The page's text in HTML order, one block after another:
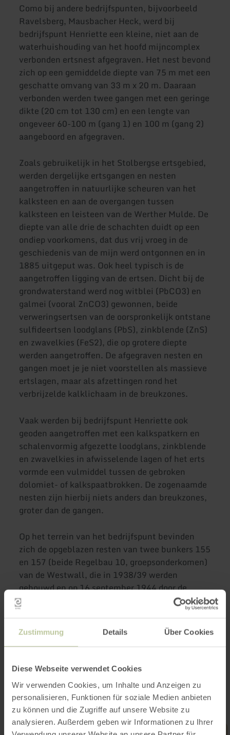
Zustimmung Details Über Cookies
Diese Webseite verwendet Cookies
Wir verwenden Cookies, um Inhalte und Anzeigen zu
personalisieren, Funktionen für soziale Medien anbieten
zu können und die Zugriffe auf unsere Website zu
analysieren. Außerdem geben wir Informationen zu Ihrer
Como bij andere bedrijfspunten, bijvoorbeeld
Ravelsberg, Mausbacher Heck, werd bij
bedrijfspunt Henriette een kleine, niet aan de
waterhuishouding van het hoofd mijncomplex
verbonden ertsnest afgegraven. Het nest bevond
zich op een gemiddelde diepte van 75 m met een
geschatte omvang van 33 m x 20 m. Daaraan
verbonden werden twee gangen met een geringe
dikte (20 cm tot 130 cm) en een lengte van
ongeveer 60-100 m (gang 1) en 100 m (gang 2)
aangeboord en afgegraven.
Zoals gebruikelijk in het Stolbergse ertsgebied,
werden dergelijke ertsgangen en nesten
aangetroffen in natuurlijke scheuren van het
kalksteen en aan de overgangen tussen
kalksteen en leisteen van de Werther Mulde. De
diepte van alle drie de schachten duidt op een
ondiep voorkomens, dat dus vrij vroeg in de
geschiedenis van de mijn werd ontgonnen en in
1885 uitgeput was. Ook heel typisch is de
aangetroffen ligging van de ertsen. Dicht bij de
grondwaterstand werd nog witblei (PbCO3) en
galmei (vooral ZnCO3) gewonnen, beide
verweringsertsen van de oorspronkelijk ontstane
sulfideertsen loodglans (PbS), zinkblende (ZnS)
en zwavelkies (FeS2), die op grotere diepte
werden aangetroffen. De afgegraven nesten en
gangen moet je je niet voorstellen als massieve
ertslagen, maar als afzettingen rond het
verbrijzelde kalklichaam in de breukzones.
Vaak werden bij bedrijfspunt Henriette ook
geoden aangetroffen met een kalkspatkern en
schalenvormig afgezette loodglans, zinkblende
en zwavelkies in afwisselende lagen of het erts
vormde een vulmiddel tussen de gebroken
dolomiet- of kalkspaatbrokken. De zogenaamde
nesten zijn hierbij niets anders dan breukzones,
groter dan de gangen.
Op het terrein van het bedrijfspunt bevinden
zich de opgeblazen resten van twee bunkers 155
en 157 (beide Regelbau 10, groepsonderkomen)
van de Westwall, die in 1938/39 werden
gebouwd en op 16 september 1944 door de
Amerikaanse troepen zonder strijd werden
ingenomen en opgeblazen.
Impressies